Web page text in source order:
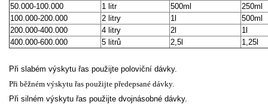
50.000-100.000
1 litr 500ml
250ml
100.000-200.000
2 litry 1l
500ml
200.000-400.000
4 litry 2l
1l
400.000-600.000
5 litrů 2,5l 1,25l
Při slabém výskytu řas použijte poloviční dávky.
Při běžném výskytu řas použijte předepsané dávky.
Při silném výskytu řas použijte dvojnásobné dávky.